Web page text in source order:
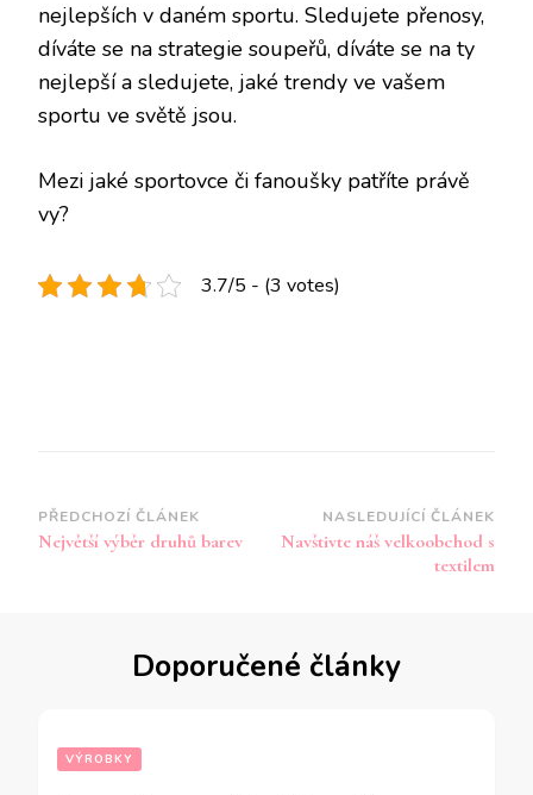
nejlepších v daném sportu. Sledujete přenosy,
díváte se na strategie soupeřů, díváte se na ty
nejlepší a sledujete, jaké trendy ve vašem
sportu ve světě jsou.
Mezi jaké sportovce či fanoušky patříte právě
vy?
3.7/5 - (3 votes)
Navigace
příspěvku
PŘEDCHOZÍ ČLÁNEK
Největší výběr druhů barev
NASLEDUJÍCÍ ČLÁNEK
Navštivte náš velkoobchod s
textilem
Doporučené články
VÝROBKY